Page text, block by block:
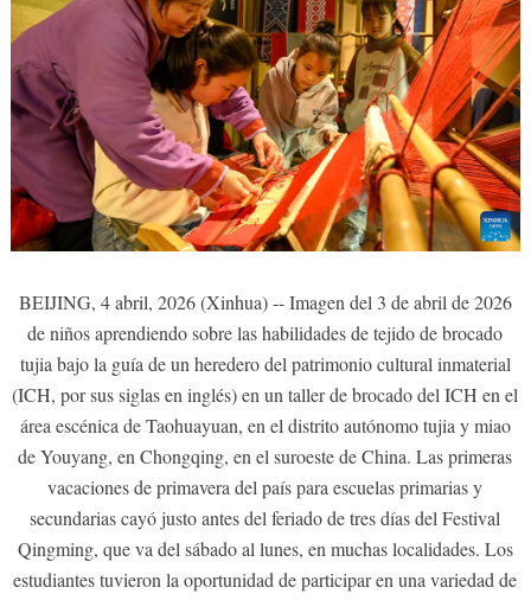
BEIJING, 4 abril, 2026 (Xinhua) -- Imagen del 3 de abril de 2026
de niños aprendiendo sobre las habilidades de tejido de brocado
tujia bajo la guía de un heredero del patrimonio cultural inmaterial
(ICH, por sus siglas en inglés) en un taller de brocado del ICH en el
área escénica de Taohuayuan, en el distrito autónomo tujia y miao
de Youyang, en Chongqing, en el suroeste de China. Las primeras
vacaciones de primavera del país para escuelas primarias y
secundarias cayó justo antes del feriado de tres días del Festival
Qingming, que va del sábado al lunes, en muchas localidades. Los
estudiantes tuvieron la oportunidad de participar en una variedad de